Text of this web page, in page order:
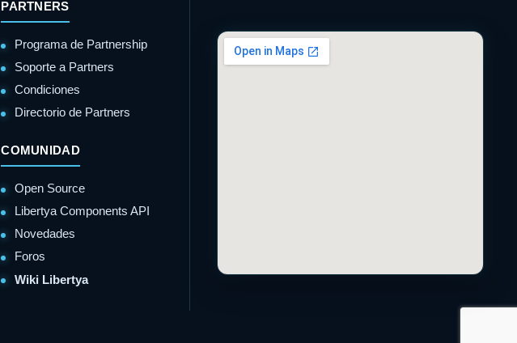
PARTNERS
Programa de Partnership
Soporte a Partners
Condiciones
Directorio de Partners
COMUNIDAD
Open Source
Libertya Components API
Novedades
Foros
Wiki Libertya